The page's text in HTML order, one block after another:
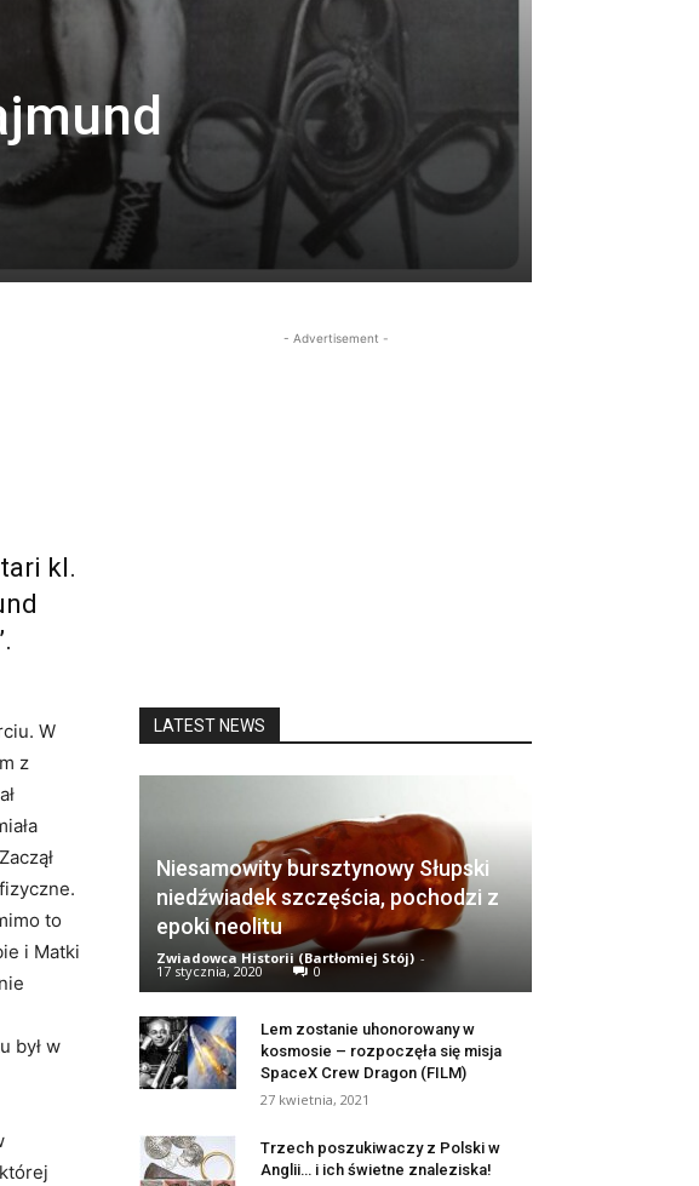
kl.
W
z
to
i Matki
był w
- Advertisement -
LATEST NEWS
Niesamowity bursztynowy Słupski
niedźwiadek szczęścia, pochodzi z
epoki neolitu
Zwiadowca Historii (Bartłomiej Stój) -
17 stycznia, 2020 0
Lem zostanie uhonorowany w
kosmosie – rozpoczęła się misja
SpaceX Crew Dragon (FILM)
27 kwietnia, 2021
Trzech poszukiwaczy z Polski w
Anglii… i ich świetne znaleziska!